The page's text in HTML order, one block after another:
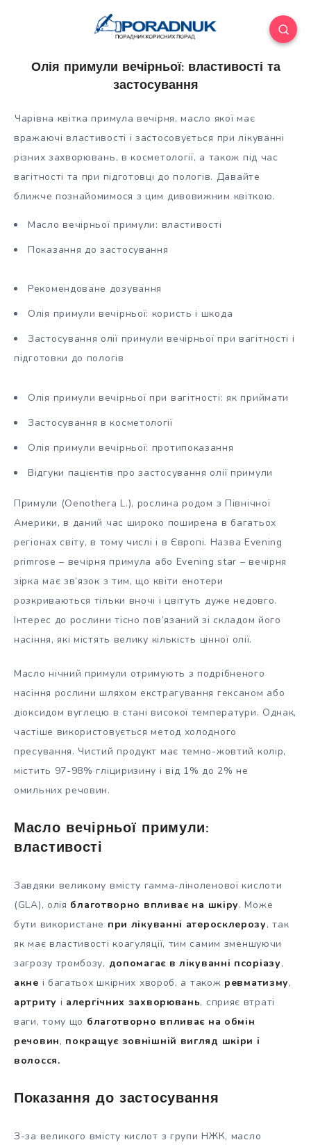
Олія примули вечірньої: властивості та
застосування
Чарівна квітка примула вечірня, масло якої має
вражаючі властивості і застосовується при лікуванні
різних захворювань, в косметології, а також під час
вагітності та при підготовці до пологів. Давайте
ближче познайомимося з цим дивовижним квіткою.
Масло вечірньоїпримули: властивості
Показання до застосування
Рекомендоване дозування
Олія примули вечірньої: користь і шкода
Застосування олії примули вечірньої при вагітності і
підготовки до пологів
Олія примули вечірньої при вагітності: як приймати
Застосування в косметології
Олія примули вечірньої: протипоказання
Відгуки пацієнтів про застосування олії примули
Примули (Oenothera L.), рослина родом з Північної
Америки, в даний час широко поширена в багатьох
регіонах світу, в тому числі і в Європі. Назва Evening
primrose – вечірня примула або Evening star – вечірня
зірка має зв’язок з тим, що квіти енотери
розкриваються тільки вночі і цвітуть дуже недовго.
Інтерес до рослини тісно пов’язаний зі складом його
насіння, які містять велику кількість цінної олії.
Масло нічний примули отримують з подрібненого
насіння рослини шляхом екстрагування гексаном або
діоксидом вуглецю в стані високої температури. Однак,
частіше використовується метод холодного
пресування. Чистий продукт має темно-жовтий колір,
містить 97-98% гліциризину і від 1% до 2% не
омильних речовин.
Масло вечірньої примули:
властивості
Завдяки великому вмісту гамма-ліноленової кислоти
(GLA), олія благотворно впливає на шкіру. Може
бути використане при лікуванні атеросклерозу, так
як має властивості коагуляції, тим самим зменшуючи
загрозу тромбозу, допомагає в лікуванні псоріазу,
акне і багатьох шкірних хвороб, а також ревматизму,
артриту і алергічних захворювань, сприяє втраті
ваги, тому що благотворно впливає на обмін
речовин, покращує зовнішній вигляд шкіри і
волосся.
Показання до застосування
З-за великого вмісту кислот з групи НЖК, масло